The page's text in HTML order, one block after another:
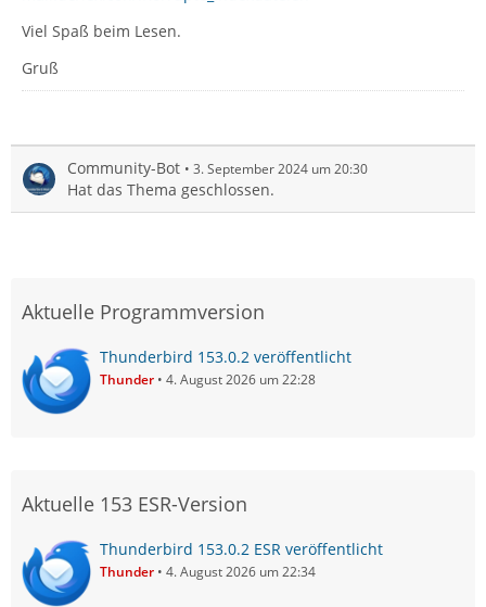
Viel Spaß beim Lesen.
Gruß
Community-Bot 3. September 2024 um 20:30
Hat das Thema geschlossen.
Aktuelle Programmversion
Thunderbird 153.0.2 veröffentlicht
Thunder 4. August 2026 um 22:28
Aktuelle 153 ESR-Version
Thunderbird 153.0.2 ESR veröffentlicht
Thunder 4. August 2026 um 22:34